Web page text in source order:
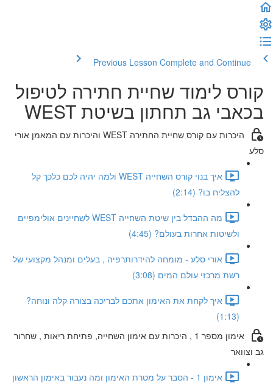
Previous Lesson Complete and Continue
קורס לימוד שחיית חתירה לטיפול
בכאבי גב תחתון בשיטת WEST
היכרות עם קורס שחיית החתירה WEST והיכרות עם המאמן אורי
סלע
איך בנוי קורס השחייה WEST ולמה יהיה לכם כלכך קל
להצליח בו? (2:14)
מה ההבדל בין שיטת השחייה WEST לשחיינים אולימפיים
ולשיטות אחרות בעולם? (4:45)
אורי סלע - מומחה להידרותרפיה , בעלים ומנהל מקצועי של
רשת מרכזי עולם המים (3:08)
איך לקחת את האימון אתכם לבריכה בצורה קלה ונוחה?
(1:13)
אימון מספר 1 , היכרות עם אימון השחייה, פתיחת ריאות , שחרור
גב וצוואר
אימון 1 - הסבר על מטרת האימון ומה נעבור באימון הראשון